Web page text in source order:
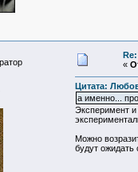
«
Цитата:
а именно...
Эксперимент и
Можно
будут ожидать